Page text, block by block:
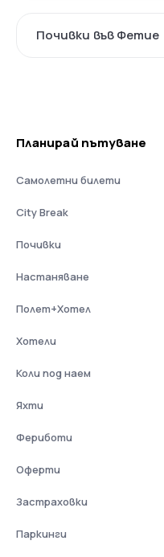
Почивки във Фетие
Планирай пътуване
Самолетни билети
City Break
Почивки
Настаняване
Полет+Хотел
Хотели
Коли под наем
Яхти
Фериботи
Оферти
Застраховки
Паркинги